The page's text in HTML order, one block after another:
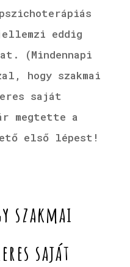
eddig
(Mindennapi
hogy szakmai
saját
megtette a
első lépest!
szakmai
saját